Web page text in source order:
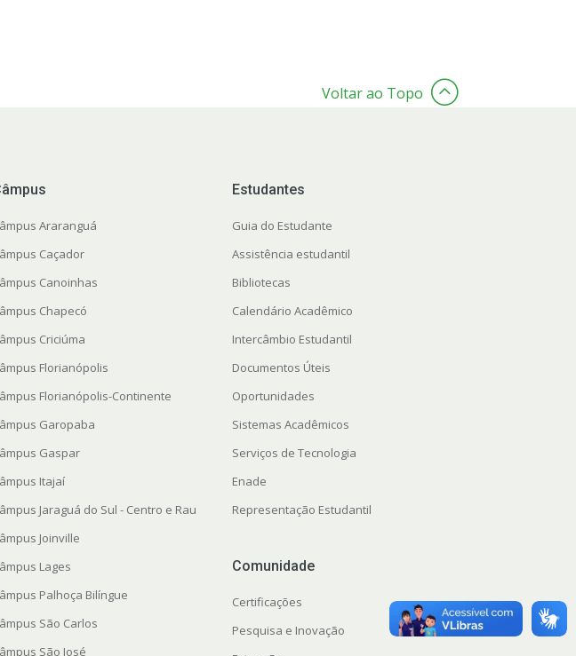
Voltar ao Topo
Araranguá
Caçador
Canoinhas
Chapecó
Criciúma
Florianópolis
Florianópolis-Continente
Garopaba
Gaspar
Itajaí
Jaraguá do Sul - Centro e Rau
Joinville
Lages
Palhoça Bilíngue
São Carlos
São José
Estudantes
Guia do Estudante
Assistência estudantil
Bibliotecas
Calendário Acadêmico
Intercâmbio Estudantil
Documentos Úteis
Oportunidades
Sistemas Acadêmicos
Serviços de Tecnologia
Enade
Representação Estudantil
Comunidade
Certificações
Pesquisa e Inovação